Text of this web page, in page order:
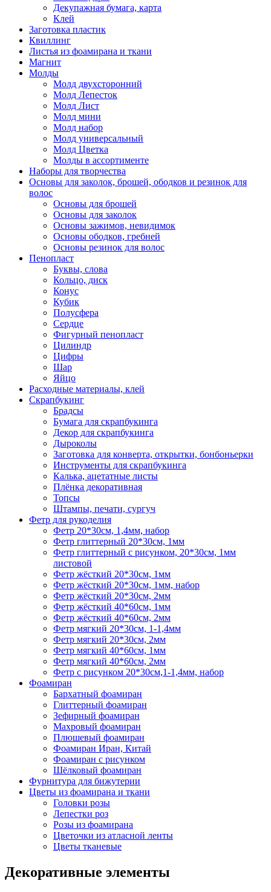
Декупажная бумага, карта
Клей
Заготовка пластик
Квиллинг
Листья из фоамирана и ткани
Магнит
Молды
Молд двухсторонний
Молд Лепесток
Молд Лист
Молд мини
Молд набор
Молд универсальный
Молд Цветка
Молды в ассортименте
Наборы для творчества
Основы для заколок, брошей, ободков и резинок для
волос
Основы для брошей
Основы для заколок
Основы зажимов, невидимок
Основы ободков, гребней
Основы резинок для волос
Пенопласт
Буквы, слова
Кольцо, диск
Конус
Кубик
Полусфера
Сердце
Фигурный пенопласт
Цилиндр
Цифры
Шар
Яйцо
Расходные материалы, клей
Скрапбукинг
Брадсы
Бумага для скрапбукинга
Декор для скрапбукинга
Дыроколы
Заготовка для конверта, открытки, бонбоньерки
Инструменты для скрапбукинга
Калька, ацетатные листы
Плёнка декоративная
Топсы
Штампы, печати, сургуч
Фетр для рукоделия
Фетр 20*30см, 1,4мм, набор
Фетр глиттерный 20*30см, 1мм
Фетр глиттерный с рисунком, 20*30см, 1мм
листовой
Фетр жёсткий 20*30см, 1мм
Фетр жёсткий 20*30см, 1мм, набор
Фетр жёсткий 20*30см, 2мм
Фетр жёсткий 40*60см, 1мм
Фетр жёсткий 40*60см, 2мм
Фетр мягкий 20*30см, 1-1,4мм
Фетр мягкий 20*30см, 2мм
Фетр мягкий 40*60см, 1мм
Фетр мягкий 40*60см, 2мм
Фетр с рисунком 20*30см,1-1,4мм, набор
Фоамиран
Бархатный фоамиран
Глиттерный фоамиран
Зефирный фоамиран
Махровый фоамиран
Плюшевый фоамиран
Фоамиран Иран, Китай
Фоамиран с рисунком
Шёлковый фоамиран
Фурнитура для бижутерии
Цветы из фоамирана и ткани
Головки розы
Лепестки роз
Розы из фоамирана
Цветочки из атласной ленты
Цветы тканевые
Декоративные элементы